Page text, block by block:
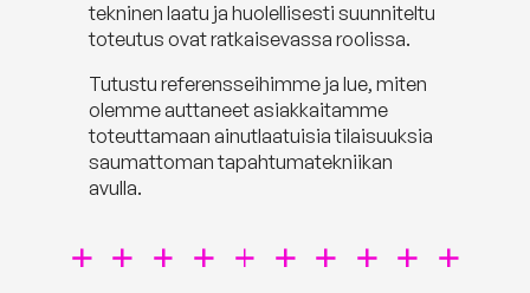
tekninen laatu ja huolellisesti suunniteltu
toteutus ovat ratkaisevassa roolissa.
Tutustu referensseihimme ja lue, miten
olemme auttaneet asiakkaitamme
toteuttamaan ainutlaatuisia tilaisuuksia
saumattoman tapahtumatekniikan
avulla.